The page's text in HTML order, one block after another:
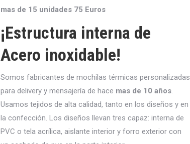
mas de 15 unidades 75 Euros
¡Estructura interna de
Acero inoxidable!
Somos fabricantes de mochilas térmicas personalizadas
para delivery y mensajería de hace mas de 10 años.
Usamos tejidos de alta calidad, tanto en los diseños y en
la confección. Los diseños llevan tres capaz: interna de
PVC o tela acrílica, aislante interior y forro exterior con